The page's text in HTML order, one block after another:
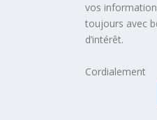
vos
toujours avec
d’intérêt.
Cordialement